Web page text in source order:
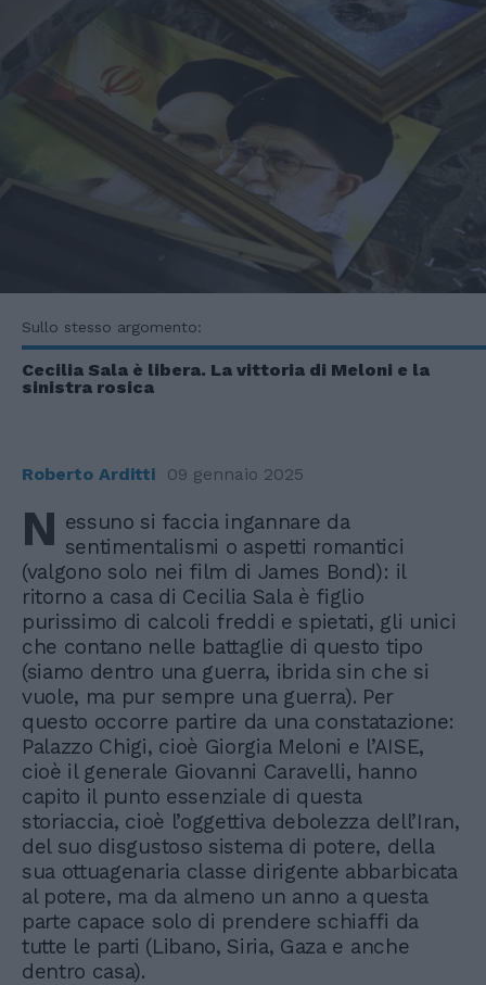
Sullo stesso argomento:
Cecilia Sala è libera. La vittoria di Meloni e la
sinistra rosica
Roberto Arditti 09 gennaio 2025
N essuno si faccia ingannare da
sentimentalismi o aspetti romantici
(valgono solo nei film di James Bond): il
ritorno a casa di Cecilia Sala è figlio
purissimo di calcoli freddi e spietati, gli unici
che contano nelle battaglie di questo tipo
(siamo dentro una guerra, ibrida sin che si
vuole, ma pur sempre una guerra). Per
questo occorre partire da una constatazione:
Palazzo Chigi, cioè Giorgia Meloni e l’AISE,
cioè il generale Giovanni Caravelli, hanno
capito il punto essenziale di questa
storiaccia, cioè l’oggettiva debolezza dell’Iran,
del suo disgustoso sistema di potere, della
sua ottuagenaria classe dirigente abbarbicata
al potere, ma da almeno un anno a questa
parte capace solo di prendere schiaffi da
tutte le parti (Libano, Siria, Gaza e anche
dentro casa).